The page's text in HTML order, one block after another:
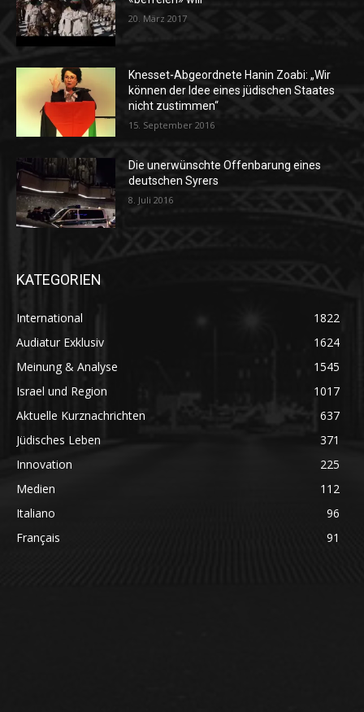
20. März 2017
Knesset-Abgeordnete Hanin Zoabi: „Wir
können der Idee eines jüdischen Staates
nicht zustimmen“
15. September 2016
Die unerwünschte Offenbarung eines
deutschen Syrers
8. Juli 2016
KATEGORIEN
International
1822
Audiatur Exklusiv
1624
Meinung & Analyse
1545
Israel und Region
1017
Aktuelle Kurznachrichten
637
Jüdisches Leben
371
Innovation
225
Medien
112
Italiano
96
Français
91